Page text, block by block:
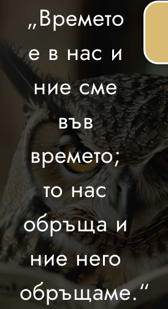
„Времето
е в нас и
ние сме
във
времето;
то нас
обръща и
ние него
обръщаме.“